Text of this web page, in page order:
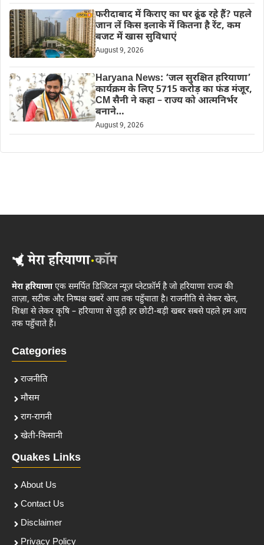
फरीदाबाद में किराए का घर ढूंढ रहे हैं? पहले
जान लें किस इलाके में कितना है रेंट, कम
बजट में खास सुविधाएं
August 9, 2026
Haryana News: ‘जल सुरक्षित हरियाणा’
कार्यक्रम के लिए 5715 करोड़ का फंड मंजूर,
CM सैनी ने कहा – राज्य को आत्मनिर्भर
बनाने…
August 9, 2026
मेरा हरियाणाएक समर्पित डिजिटल न्यूज़ प्लेटफ़ॉर्म है जो हरियाणा राज्य की
ताज़ा, सटीक और निष्पक्ष खबरें आप तक पहुँचाता है। राजनीति से लेकर खेल,
शिक्षा से लेकर कृषि – हरियाणा से जुड़ी हर छोटी-बड़ी खबर सबसे पहले हम आप
तक पहुँचाते हैं।
Categories
राजनीति
मौसम
राग-रागनी
खेती-किसानी
Quakes Links
About Us
Contact Us
Disclaimer
Privacy Policy